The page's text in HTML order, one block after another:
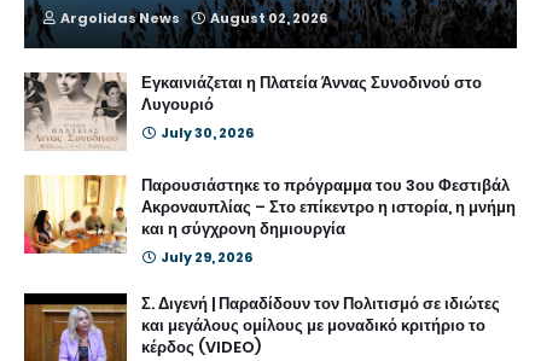
Argolidas News August 02, 2026
Εγκαινιάζεται η Πλατεία Άννας Συνοδινού στο
Λυγουριό
July 30, 2026
Παρουσιάστηκε το πρόγραμμα του 3ου Φεστιβάλ
Ακροναυπλίας – Στο επίκεντρο η ιστορία, η μνήμη
και η σύγχρονη δημιουργία
July 29, 2026
Σ. Διγενή | Παραδίδουν τον Πολιτισμό σε ιδιώτες
και μεγάλους ομίλους με μοναδικό κριτήριο το
κέρδος (VIDEO)